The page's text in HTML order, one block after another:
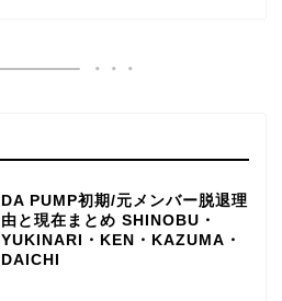
DA PUMP初期/元メンバー脱退理
由と現在まとめ SHINOBU・
YUKINARI・KEN・KAZUMA・
DAICHI